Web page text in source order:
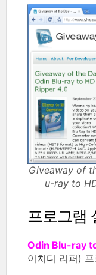
Giveaway of
u-ray to
프로그램
Odin Blu-ray
이치디 리퍼) 프